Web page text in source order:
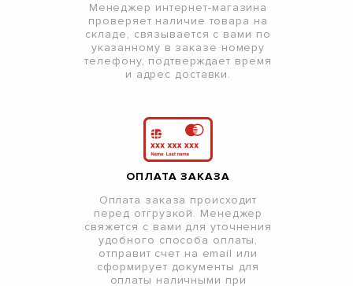
Менеджер интернет-магазина
проверяет наличие товара на
складе, связывается с вами по
указанному в заказе номеру
телефону, подтверждает время
и адрес доставки.
ОПЛАТА ЗАКАЗА
Оплата заказа происходит
перед отгрузкой. Менеджер
свяжется с вами для уточнения
удобного способа оплаты,
отправит счет на email или
сформирует документы для
оплаты наличными при